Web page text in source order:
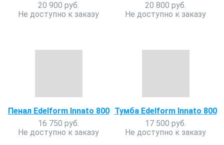
20 900 руб.
Не доступно к заказу
20 800 руб.
Не доступно к заказу
Пенал Edelform Innato 800
16 750 руб.
Не доступно к заказу
Тумба Edelform Innato 800
17 500 руб.
Не доступно к заказу